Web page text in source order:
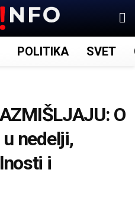
POLITIKA SVET
O
nedelji,
i